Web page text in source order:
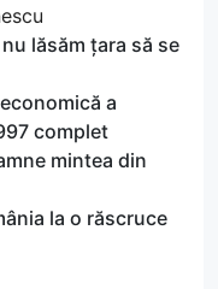
lăsăm țara să se
a
complet
mintea din
la o răscruce